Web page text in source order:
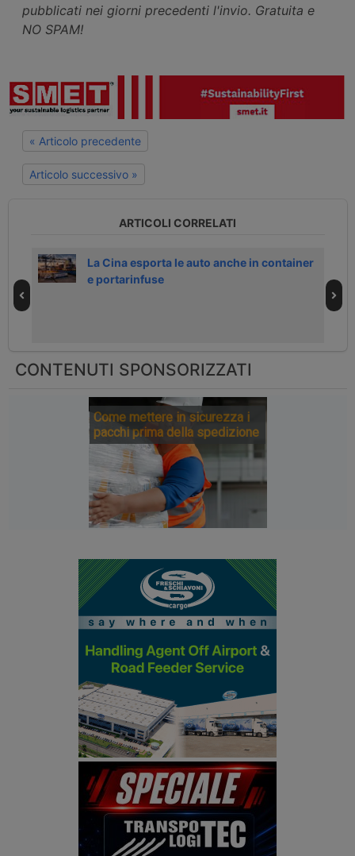
pubblicati nei giorni precedenti l'invio. Gratuita e
NO SPAM!
« Articolo precedente
Articolo successivo »
ARTICOLI CORRELATI
La Cina esporta le auto anche in container
e portarinfuse
CONTENUTI SPONSORIZZATI
Come mettere in sicurezza i
pacchi prima della spedizione